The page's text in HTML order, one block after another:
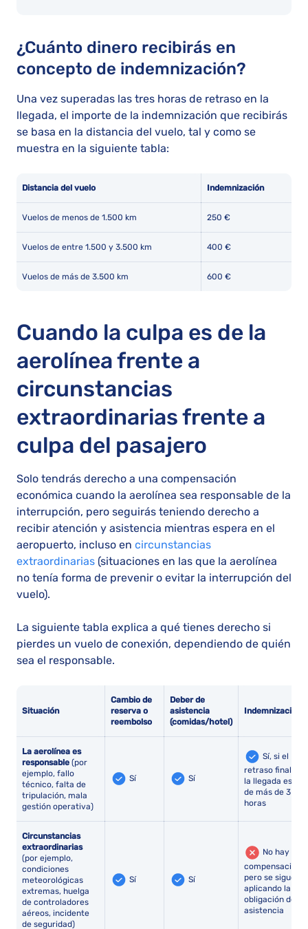
¿Cuánto dinero recibirás en
concepto de indemnización?
Una vez superadas las tres horas de retraso en la
llegada, el importe de la indemnización que recibirás
se basa en la distancia del vuelo, tal y como se
muestra en la siguiente tabla:
Distancia del vuelo Indemnización
Vuelos de menos de 1.500 km 250 €
Vuelos de entre 1.500 y 3.500 km 400 €
Vuelos de más de 3.500 km 600 €
Cuando la culpa es de la
aerolínea frente a
circunstancias
extraordinarias frente a
culpa del pasajero
Solo tendrás derecho a una compensación
económica cuando la aerolínea sea responsable de la
interrupción, pero seguirás teniendo derecho a
recibir atención y asistencia mientras espera en el
aeropuerto, incluso en circunstancias
extraordinarias (situaciones en las que la aerolínea
no tenía forma de prevenir o evitar la interrupción del
vuelo).
La siguiente tabla explica a qué tienes derecho si
pierdes un vuelo de conexión, dependiendo de quién
sea el responsable.
Situación
Cambio de
reserva o
reembolso
Deber de
asistencia
(comidas/hotel)
Indemnización
La aerolínea es
responsable (por
ejemplo, fallo
técnico, falta de
tripulación, mala
gestión operativa)
Sí Sí
Sí, si el
retraso final en
la llegada es
de más de 3
horas
Circunstancias
extraordinarias
(por ejemplo,
condiciones
meteorológicas
extremas, huelga
de controladores
aéreos, incidente
de seguridad)
Sí Sí
No hay
compensación,
pero se sigue
aplicando la
obligación de
asistencia